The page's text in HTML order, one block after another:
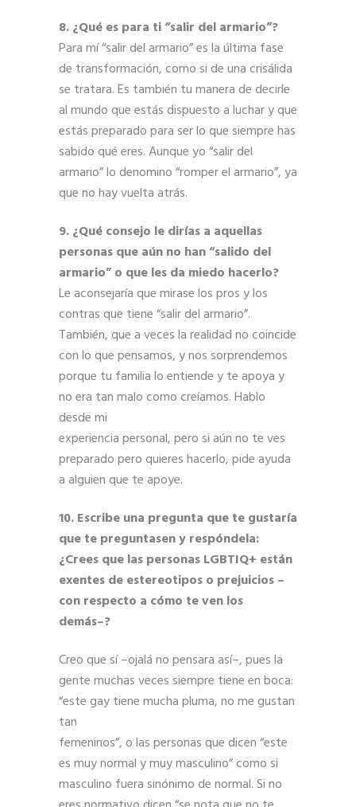
8. ¿Qué es para ti “salir del armario”?
Para mí “salir del armario” es la última fase
de transformación, como si de una crisálida
se tratara. Es también tu manera de decirle
al mundo que estás dispuesto a luchar y que
estás preparado para ser lo que siempre has
sabido qué eres. Aunque yo “salir del
armario” lo denomino “romper el armario”, ya
que no hay vuelta atrás.
9. ¿Qué consejo le dirías a aquellas
personas que aún no han “salido del
armario” o que les da miedo hacerlo?
Le aconsejaría que mirase los pros y los
contras que tiene “salir del armario”.
También, que a veces la realidad no coincide
con lo que pensamos, y nos sorprendemos
porque tu familia lo entiende y te apoya y
no era tan malo como creíamos. Hablo
desde mi
experiencia personal, pero si aún no te ves
preparado pero quieres hacerlo, pide ayuda
a alguien que te apoye.
10. Escribe una pregunta que te gustaría
que te preguntasen y respóndela:
¿Crees que las personas LGBTIQ+ están
exentes de estereotipos o prejuicios –
con respecto a cómo te ven los
demás–?
Creo que sí –ojalá no pensara así–, pues la
gente muchas veces siempre tiene en boca:
“este gay tiene mucha pluma, no me gustan
tan
femeninos”, o las personas que dicen “este
es muy normal y muy masculino” como si
masculino fuera sinónimo de normal. Si no